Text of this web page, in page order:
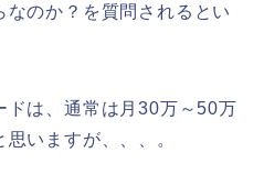
なのか？を質問されるとい
ドは、通常は月30万～50万
いますが、、、。